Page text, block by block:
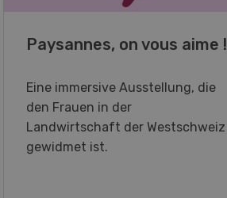
Paysannes, on vous aime !
Eine immersive Ausstellung, die
den Frauen in der
Landwirtschaft der Westschweiz
gewidmet ist.